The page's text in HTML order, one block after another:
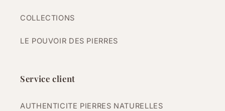
COLLECTIONS
LE POUVOIR DES PIERRES
Service client
AUTHENTICITE PIERRES NATURELLES